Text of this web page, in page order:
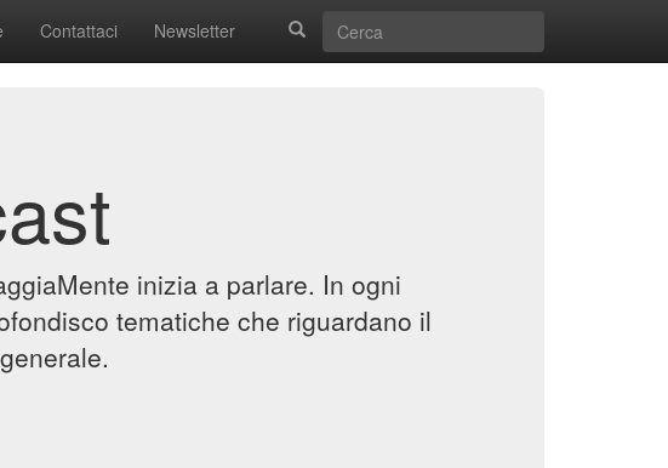
Contattaci Newsletter
inizia a parlare. In ogni
tematiche che riguardano il